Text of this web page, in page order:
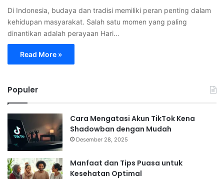
Di Indonesia, budaya dan tradisi memiliki peran penting dalam
kehidupan masyarakat. Salah satu momen yang paling
dinantikan adalah perayaan Hari…
Read More »
Populer
Cara Mengatasi Akun TikTok Kena
Shadowban dengan Mudah
Desember 28, 2025
Manfaat dan Tips Puasa untuk
Kesehatan Optimal